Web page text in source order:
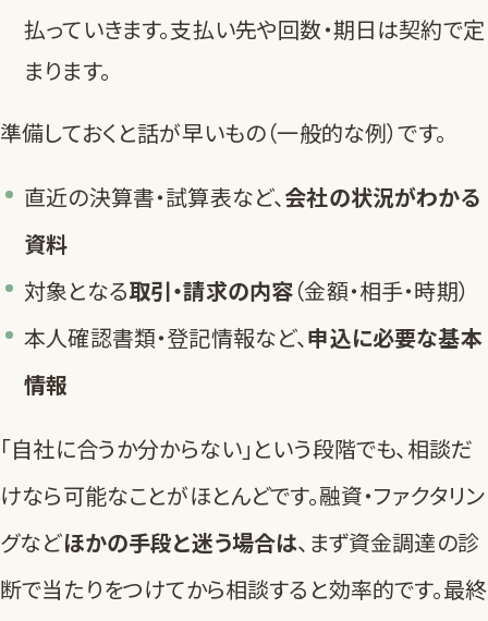
払っていきます。支払い先や回数・期日は契約で定
まります。
準備しておくと話が早いもの（一般的な例）です。
直近の決算書・試算表など、会社の状況がわかる
資料
対象となる取引・請求の内容（金額・相手・時期）
本人確認書類・登記情報など、申込に必要な基本
情報
「自社に合うか分からない」という段階でも、相談だ
けなら可能なことがほとんどです。融資・ファクタリン
グなどほかの手段と迷う場合は、まず資金調達の診
断で当たりをつけてから相談すると効率的です。最終